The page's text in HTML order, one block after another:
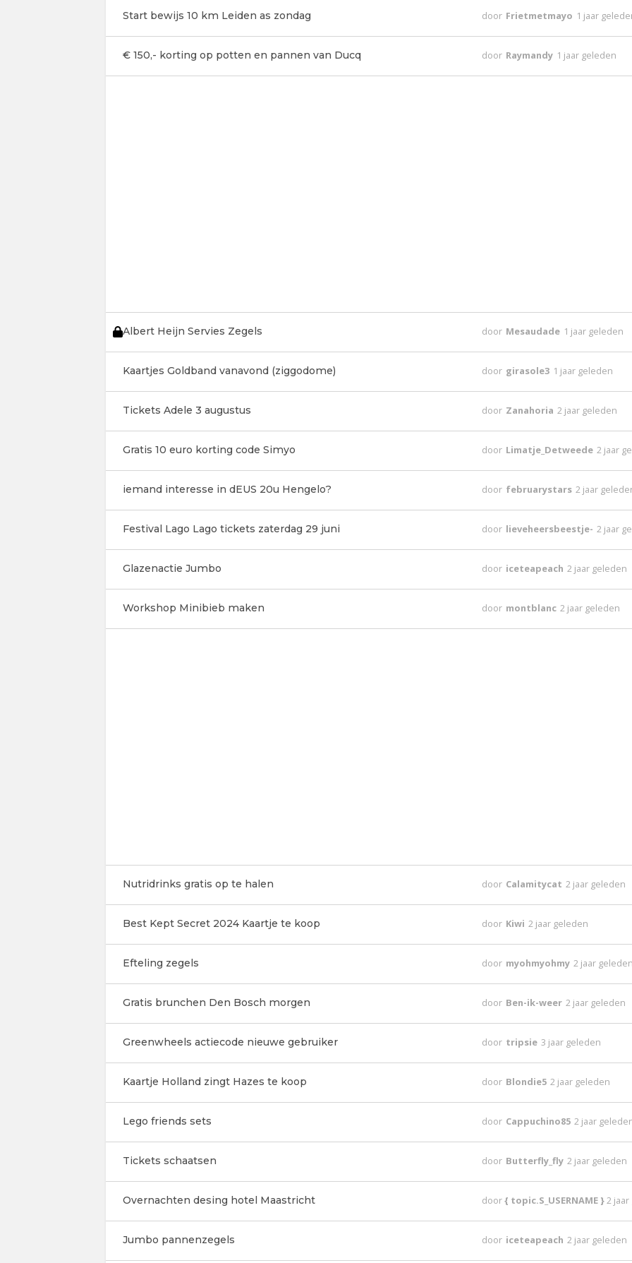
Start bewijs 10 km Leiden as zondag door Frietmetmayo 1 jaar
€ 150,- korting op potten en pannen van Ducq door Raymandy 1 jaar geleden
Albert Heijn Servies Zegels door Mesaudade 1 jaar geleden
Kaartjes Goldband vanavond (ziggodome) door girasole3 1 jaar geleden
Tickets Adele 3 augustus door Zanahoria 2 jaar geleden
Gratis 10 euro korting code Simyo door Limatje_Detweede 2 jaar
iemand interesse in dEUS 20u Hengelo? door februarystars 2 jaar
Festival Lago Lago tickets zaterdag 29 juni door lieveheersbeestje- 2 jaar
Glazenactie Jumbo door iceteapeach 2 jaar geleden
Workshop Minibieb maken door montblanc 2 jaar geleden
Nutridrinks gratis op te halen door Calamitycat 2 jaar geleden
Best Kept Secret 2024 Kaartje te koop door Kiwi 2 jaar geleden
Efteling zegels door myohmyohmy 2 jaar
Gratis brunchen Den Bosch morgen door Ben-ik-weer 2 jaar geleden
Greenwheels actiecode nieuwe gebruiker door tripsie 3 jaar geleden
Kaartje Holland zingt Hazes te koop door Blondie5 2 jaar geleden
Lego friends sets door Cappuchino85 2 jaar
Tickets schaatsen door Butterfly_fly 2 jaar geleden
Overnachten desing hotel Maastricht door{ topic.S_USERNAME }2
Jumbo pannenzegels door iceteapeach 2 jaar geleden